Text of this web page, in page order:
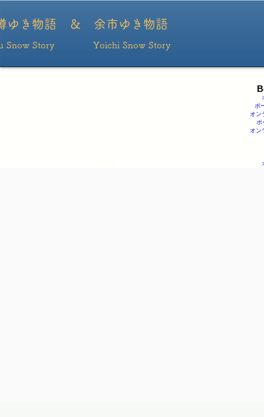
ゆき物語 ＆ ​余市ゆき物語
Snow Story Yoichi Snow Story
ポ
オン
ポ
オン